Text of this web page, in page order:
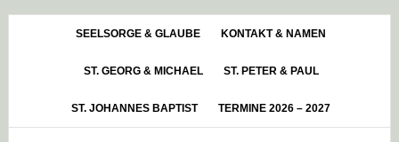
HauptsidebarSEELSORGE & GLAUBE KONTAKT & NAMEN
ST. GEORG & MICHAEL ST. PETER & PAUL
ST. JOHANNES BAPTIST TERMINE 2026 – 2027